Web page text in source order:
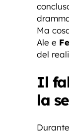
Ma
Ale e
del
Il
la